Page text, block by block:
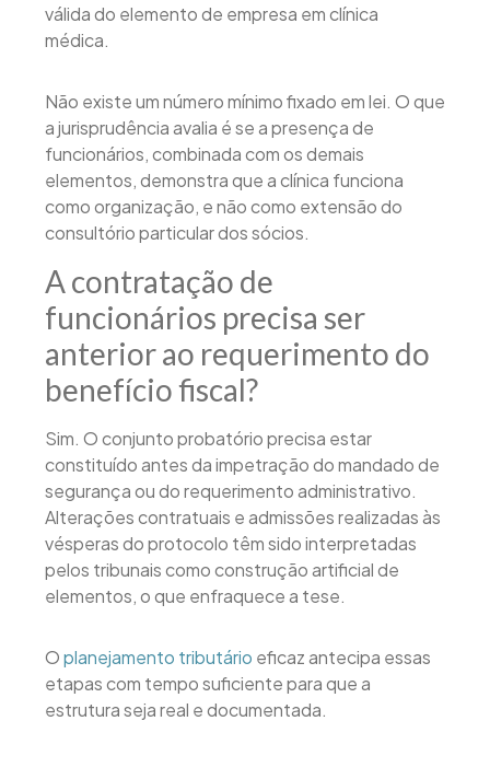
válida do elemento de empresa em clínica
médica.
Não existe um número mínimo fixado em lei. O que
a jurisprudência avalia é se a presença de
funcionários, combinada com os demais
elementos, demonstra que a clínica funciona
como organização, e não como extensão do
consultório particular dos sócios.
A contratação de
funcionários precisa ser
anterior ao requerimento do
benefício fiscal?
Sim. O conjunto probatório precisa estar
constituído antes da impetração do mandado de
segurança ou do requerimento administrativo.
Alterações contratuais e admissões realizadas às
vésperas do protocolo têm sido interpretadas
pelos tribunais como construção artificial de
elementos, o que enfraquece a tese.
Oplanejamento tributário eficaz antecipa essas
etapas com tempo suficiente para que a
estrutura seja real e documentada.